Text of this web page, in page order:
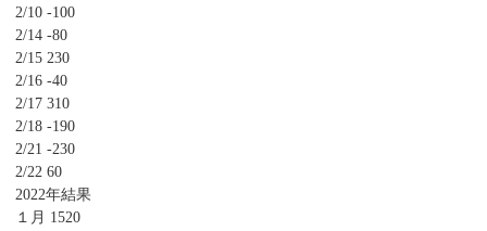
2/10 -100
2/14 -80
2/15 230
2/16 -40
2/17 310
2/18 -190
2/21 -230
2/22 60
2022年結果
１月 1520